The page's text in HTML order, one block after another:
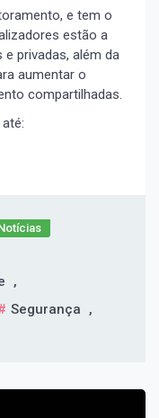
e tem o
estão a
privadas, além da
aumentar o
compartilhadas.
,
Segurança
,